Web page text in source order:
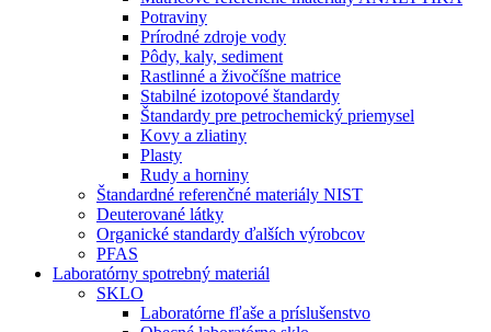
Potraviny
Prírodné zdroje vody
Pôdy, kaly, sediment
Rastlinné a živočíšne matrice
Stabilné izotopové štandardy
Štandardy pre petrochemický priemysel
Kovy a zliatiny
Plasty
Rudy a horniny
Štandardné referenčné materiály NIST
Deuterované látky
Organické standardy ďalších výrobcov
PFAS
Laboratórny spotrebný materiál
SKLO
Laboratórne fľaše a príslušenstvo